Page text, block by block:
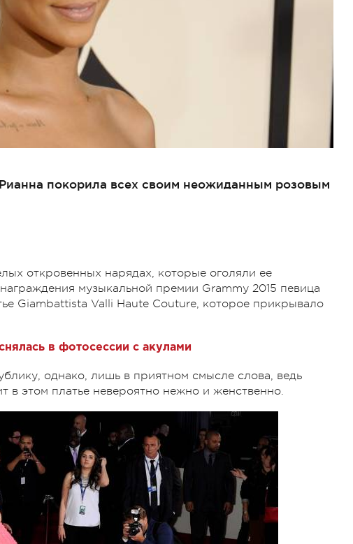
покорила всех своим неожиданным розовым
откровенных нарядах, которые оголяли ее
музыкальной премии Grammy 2015 певица
Giambattista Valli Haute Couture, которое прикрывало
в фотосессии с акулами
однако, лишь в приятном смысле слова, ведь
в этом платье невероятно нежно и женственно.